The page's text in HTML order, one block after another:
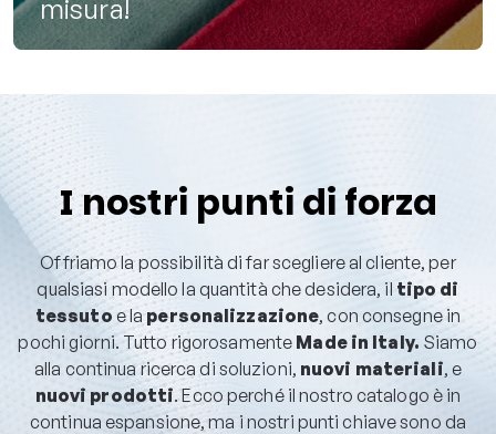
misura!
I nostri punti di forza
Offriamo la possibilità di far scegliere al cliente, per
qualsiasi modello la quantità che desidera, iltipo di
tessuto e lapersonalizzazione, con consegne in
pochi giorni. Tutto rigorosamente Made in Italy. Siamo
alla continua ricerca di soluzioni, nuovi materiali, e
nuovi prodotti. Ecco perché il nostro catalogo è in
continua espansione, ma i nostri punti chiave sono da